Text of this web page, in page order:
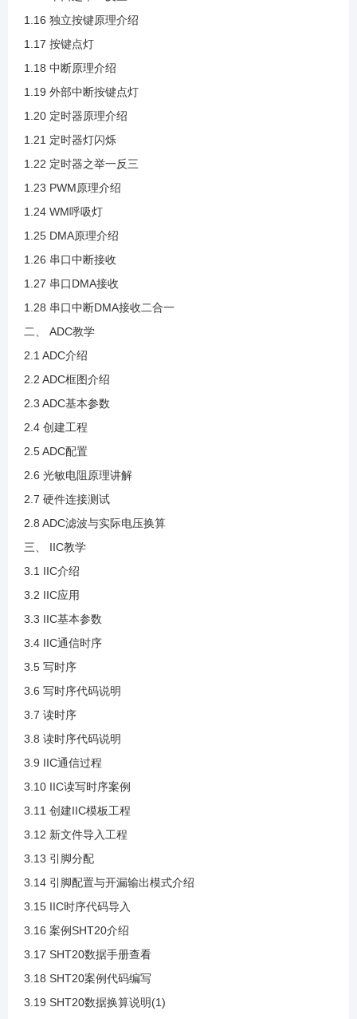
1.26 串口中断接收
1.28 串口中断DMA接收二合一
2.6 光敏电阻原理讲解
2.7 硬件连接测试
3.6 写时序代码说明
3.8 读时序代码说明
1.16 独立按键原理介绍
1.17 按键点灯
1.18 中断原理介绍
1.19 外部中断按键点灯
1.20 定时器原理介绍
1.21 定时器灯闪烁
1.22 定时器之举一反三
1.23 PWM原理介绍
1.24 WM呼吸灯
1.25 DMA原理介绍
1.26 串口中断接收
1.27 串口DMA接收
1.28 串口中断DMA接收二合一
二、 ADC教学
2.1 ADC介绍
2.2 ADC框图介绍
2.3 ADC基本参数
2.4 创建工程
2.5 ADC配置
2.6 光敏电阻原理讲解
2.7 硬件连接测试
2.8 ADC滤波与实际电压换算
三、 IIC教学
3.1 IIC介绍
3.2 IIC应用
3.3 IIC基本参数
3.4 IIC通信时序
3.5 写时序
3.6 写时序代码说明
3.7 读时序
3.8 读时序代码说明
3.9 IIC通信过程
3.10 IIC读写时序案例
3.11 创建IIC模板工程
3.12 新文件导入工程
3.13 引脚分配
3.14 引脚配置与开漏输出模式介绍
3.15 IIC时序代码导入
3.16 案例SHT20介绍
3.17 SHT20数据手册查看
3.18 SHT20案例代码编写
3.19 SHT20数据换算说明(1)